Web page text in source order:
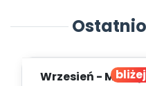
Wrzesień -